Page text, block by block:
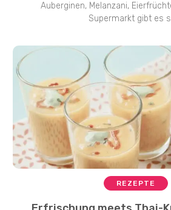
Auberginen, Melanzani,
Supermarkt gibt es
REZEPTE